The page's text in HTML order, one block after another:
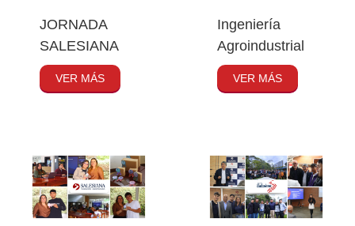
JORNADA
SALESIANA
VER MÁS
Ingeniería
Agroindustrial
VER MÁS